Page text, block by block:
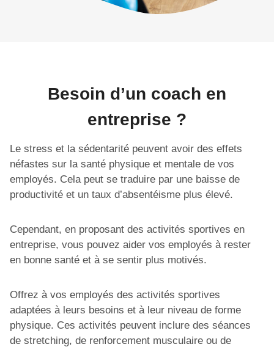
Besoin d’un coach en
entreprise ?
Le stress et la sédentarité peuvent avoir des effets
néfastes sur la santé physique et mentale de vos
employés. Cela peut se traduire par une baisse de
productivité et un taux d’absentéisme plus élevé.
Cependant, en proposant des activités sportives en
entreprise, vous pouvez aider vos employés à rester
en bonne santé et à se sentir plus motivés.
Offrez à vos employés des activités sportives
adaptées à leurs besoins et à leur niveau de forme
physique. Ces activités peuvent inclure des séances
de stretching, de renforcement musculaire ou de